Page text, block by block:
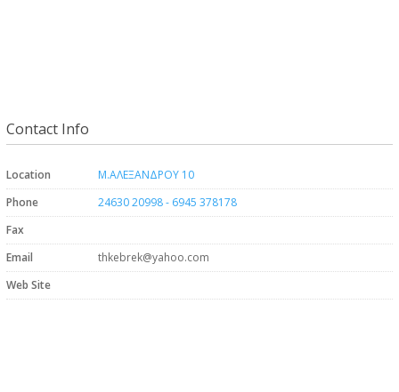
Contact Info
Location
Μ.ΑΛΕΞΑΝΔΡΟΥ 10
Phone
24630 20998 - 6945 378178
Fax
Email
thkebrek@yahoo.com
Web Site